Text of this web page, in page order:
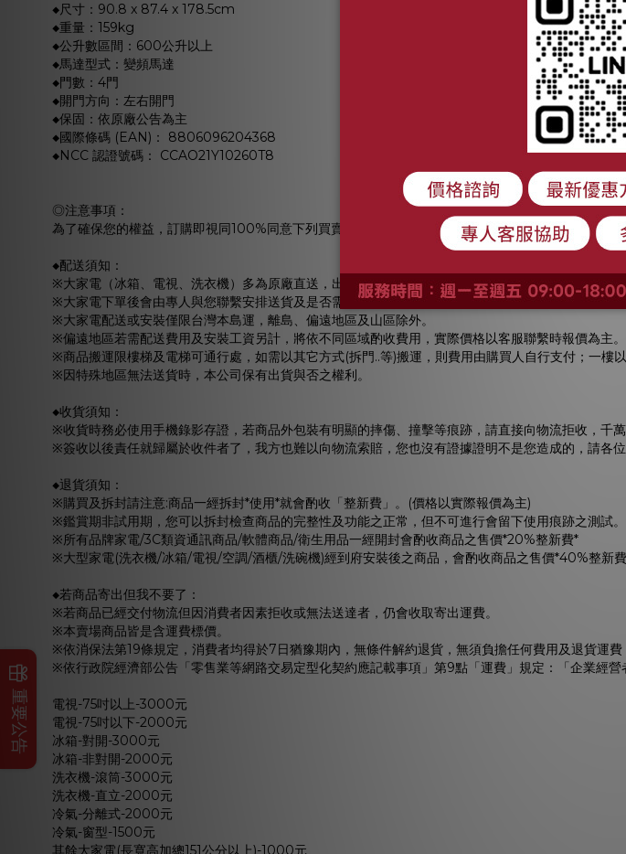
◆尺寸：90.8 x 87.4 x 178.5cm
◆重量：159kg
◆公升數區間：600公升以上
◆馬達型式：變頻馬達
◆門數：4門
◆開門方向：左右開門
◆保固：依原廠公告為主
◆國際條碼 (EAN)： 8806096204368
◆NCC 認證號碼： CCAO21Y10260T8
◎注意事項：
為了確保您的權益，訂購即視同100%同意下列買賣契約：
◆配送須知：
※大家電（冰箱、電視、洗衣機）多為原廠直送，出貨後不會有單號，配送相關進度可直接透過平台做
※大家電下單後會由專人與您聯繫安排送貨及是否需要到府安裝的時間。
※大家電配送或安裝僅限台灣本島運，離島、偏遠地區及山區除外。
※偏遠地區若需配送費用及安裝工資另計，將依不同區域酌收費用，實際價格以客服聯繫時報價為主。
※商品搬運限樓梯及電梯可通行處，如需以其它方式(拆門..等)搬運，則費用由購買人自行支付；一樓
※因特殊地區無法送貨時，本公司保有出貨與否之權利。
◆收貨須知：
※收貨時務必使用手機錄影存證，若商品外包裝有明顯的摔傷、撞擊等痕跡，請直接向物流拒收，千
※簽收以後責任就歸屬於收件者了，我方也難以向物流索賠，您也沒有證據證明不是您造成的，請各
◆退貨須知：
※購買及拆封請注意:商品一經拆封*使用*就會酌收「整新費」。(價格以實際報價為主)
※鑑賞期非試用期，您可以拆封檢查商品的完整性及功能之正常，但不可進行會留下使用痕跡之測試。
※所有品牌家電/3C類資通訊商品/軟體商品/衛生用品一經開封會酌收商品之售價*20%整新費*
※大型家電(洗衣機/冰箱/電視/空調/酒櫃/洗碗機)經到府安裝後之商品，會酌收商品之售價*40%整新
◆若商品寄出但我不要了：
※若商品已經交付物流但因消費者因素拒收或無法送達者，仍會收取寄出運費。
※本賣場商品皆是含運費標價。
※依消保法第19條規定，消費者均得於7日猶豫期內，無條件解約退貨，無須負擔任何費用及退貨運
※依行政院經濟部公告「零售業等網路交易定型化契約應記載事項」第9點「運費」規定：「企業經
電視-75吋以上-3000元
電視-75吋以下-2000元
冰箱-對開-3000元
冰箱-非對開-2000元
洗衣機-滾筒-3000元
洗衣機-直立-2000元
冷氣-分離式-2000元
冷氣-窗型-1500元
其餘大家電(長寬高加總151公分以上)-1000元
重要公告